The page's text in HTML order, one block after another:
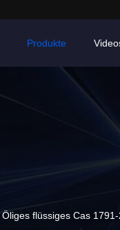
Produkte
Öliges flüssiges Cas